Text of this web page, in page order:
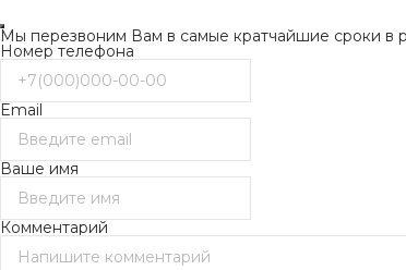
Мы перезвоним Вам в самые кратчайшие сроки в
Номер телефона
Email
Ваше имя
Комментарий